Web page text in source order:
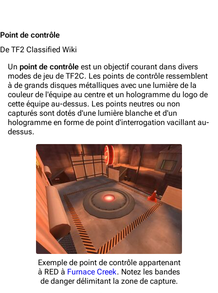
Point de contrôle
De TF2 Classified Wiki
Un point de contrôle est un objectif courant dans divers
modes de jeu de TF2C. Les points de contrôle ressemblent
à de grands disques métalliques avec une lumière de la
couleur de l'équipe au centre et un hologramme du logo de
cette équipe au-dessus. Les points neutres ou non
capturés sont dotés d'une lumière blanche et d'un
hologramme en forme de point d'interrogation vacillant au-
dessus.
Exemple de point de contrôle appartenant
à RED à Furnace Creek. Notez les bandes
de danger délimitant la zone de capture.